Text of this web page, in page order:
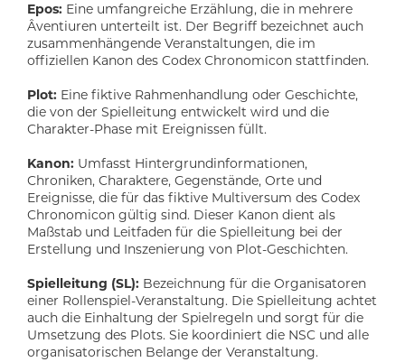
Epos: Eine umfangreiche Erzählung, die in mehrere
Âventiuren unterteilt ist. Der Begriff bezeichnet auch
zusammenhängende Veranstaltungen, die im
offiziellen Kanon des Codex Chronomicon stattfinden.
Plot: Eine fiktive Rahmenhandlung oder Geschichte,
die von der Spielleitung entwickelt wird und die
Charakter-Phase mit Ereignissen füllt.
Kanon: Umfasst Hintergrundinformationen,
Chroniken, Charaktere, Gegenstände, Orte und
Ereignisse, die für das fiktive Multiversum des Codex
Chronomicon gültig sind. Dieser Kanon dient als
Maßstab und Leitfaden für die Spielleitung bei der
Erstellung und Inszenierung von Plot-Geschichten.
Spielleitung (SL): Bezeichnung für die Organisatoren
einer Rollenspiel-Veranstaltung. Die Spielleitung achtet
auch die Einhaltung der Spielregeln und sorgt für die
Umsetzung des Plots. Sie koordiniert die NSC und alle
organisatorischen Belange der Veranstaltung.